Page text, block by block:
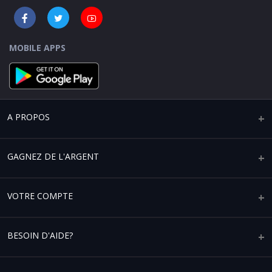
MOBILE APPS
A PROPOS
Qui sommes-nous ?
Paramètres de confidentialité
GAGNEZ DE L'ARGENT
Vendre sur Africaplace
Devenez partenaire de service logistique
VOTRE COMPTE
Votre compte
BESOIN D'AIDE?